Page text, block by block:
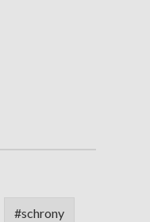
#schrony